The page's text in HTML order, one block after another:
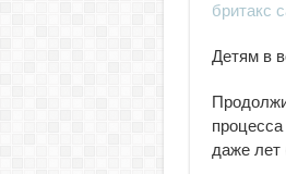
бритакс
Детям в
даже лет